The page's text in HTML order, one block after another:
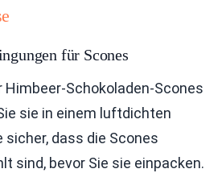
für Scones
Himbeer-Schokoladen-Scones
sie in einem luftdichten
sicher, dass die Scones
sind, bevor Sie sie einpacken.